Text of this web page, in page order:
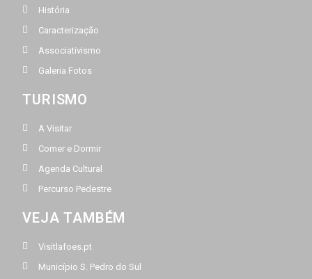
História
Caracterização
Associativismo
Galeria Fotos
TURISMO
A Visitar
Comer e Dormir
Agenda Cultural
Percurso Pedestre
VEJA TAMBÉM
Visitlafoes.pt
Município S. Pedro do Sul